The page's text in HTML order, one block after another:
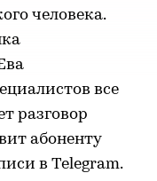
человека.
все
разговор
абоненту
в Telegram.